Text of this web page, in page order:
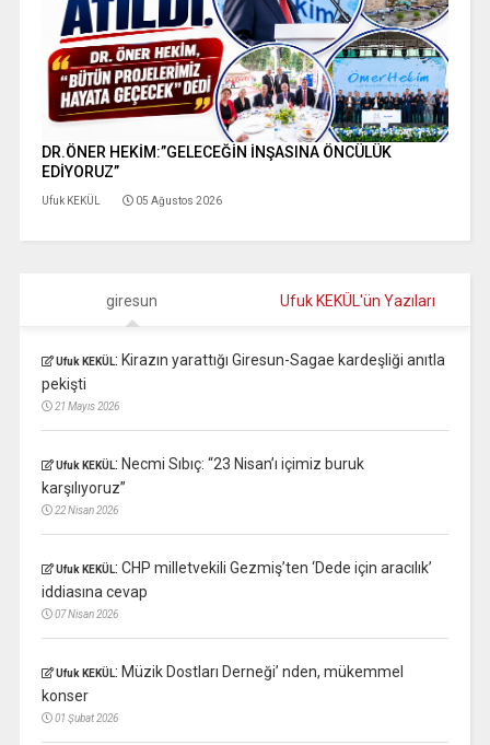
DR.ÖNER HEKİM:”GELECEĞİN İNŞASINA ÖNCÜLÜK
EDİYORUZ”
Ufuk KEKÜL 05 Ağustos 2026
giresun Ufuk KEKÜL'ün Yazıları
Ufuk KEKÜL: Kirazın yarattığı Giresun-Sagae kardeşliği anıtla
pekişti
21 Mayıs 2026
Ufuk KEKÜL: Necmi Sıbıç: “23 Nisan’ı içimiz buruk
karşılıyoruz”
22 Nisan 2026
Ufuk KEKÜL: CHP milletvekili Gezmiş’ten ‘Dede için aracılık’
iddiasına cevap
07 Nisan 2026
Ufuk KEKÜL: Müzik Dostları Derneği’ nden, mükemmel
konser
01 Şubat 2026